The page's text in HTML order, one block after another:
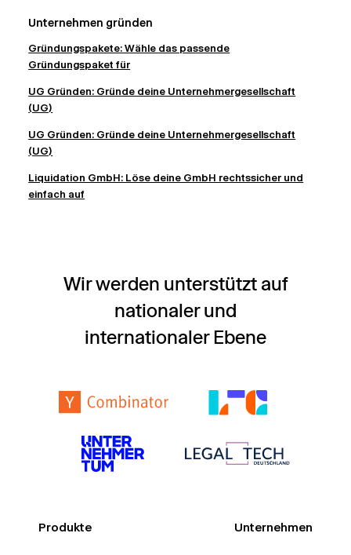
Unternehmen gründen
Gründungspakete: Wähle das passende
Gründungspaket für
UG Gründen: Gründe deine Unternehmergesellschaft
(UG)
UG Gründen: Gründe deine Unternehmergesellschaft
(UG)
Liquidation GmbH: Löse deine GmbH rechtssicher und
einfach auf
Wir werden unterstützt auf
nationaler und
internationaler Ebene
Produkte Unternehmen